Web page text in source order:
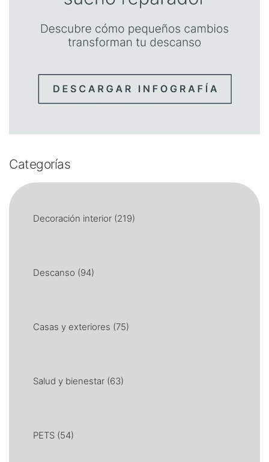
Categorías
Decoración interior (219)
Descanso (94)
Casas y exteriores (75)
Salud y bienestar (63)
PETS (54)